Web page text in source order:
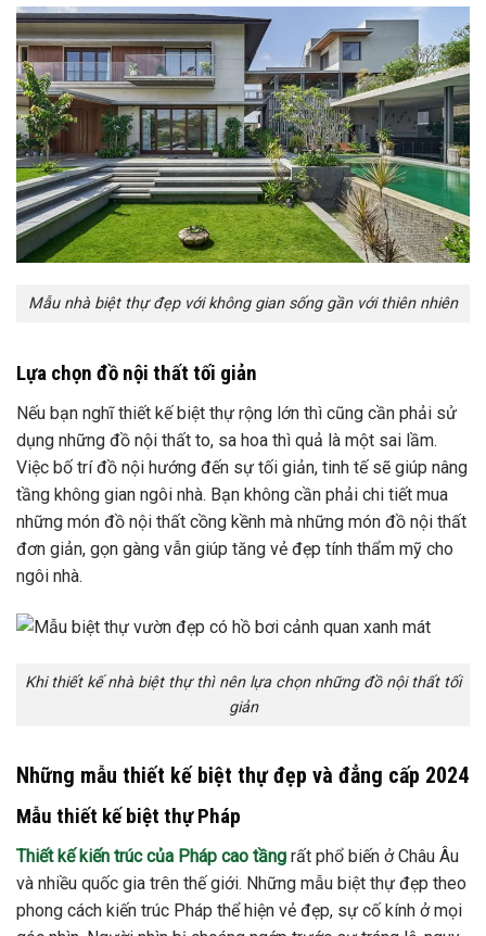
Mẫu nhà biệt thự đẹp với không gian sống gần với thiên nhiên
Lựa chọn đồ nội thất tối giản
Nếu bạn nghĩ thiết kế biệt thự rộng lớn thì cũng cần phải sử
dụng những đồ nội thất to, sa hoa thì quả là một sai lầm.
Việc bố trí đồ nội hướng đến sự tối giản, tinh tế sẽ giúp nâng
tầng không gian ngôi nhà. Bạn không cần phải chi tiết mua
những món đồ nội thất cồng kềnh mà những món đồ nội thất
đơn giản, gọn gàng vẫn giúp tăng vẻ đẹp tính thẩm mỹ cho
ngôi nhà.
Khi thiết kế nhà biệt thự thì nên lựa chọn những đồ nội thất tối
giản
Những mẫu thiết kế biệt thự đẹp và đẳng cấp 2024
Mẫu thiết kế biệt thự Pháp
Thiết kế kiến trúc của Pháp cao tầng rất phổ biến ở Châu Âu
và nhiều quốc gia trên thế giới. Những mẫu biệt thự đẹp theo
phong cách kiến trúc Pháp thể hiện vẻ đẹp, sự cố kính ở mọi